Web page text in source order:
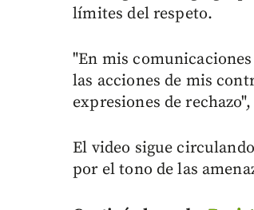
límites del respeto.
"En mis
las acciones de mis
expresiones de
El video sigue
por el tono de las